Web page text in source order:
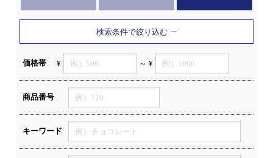
検索条件で絞り込む
価格帯 ¥ ～ ¥
商品番号
キーワード